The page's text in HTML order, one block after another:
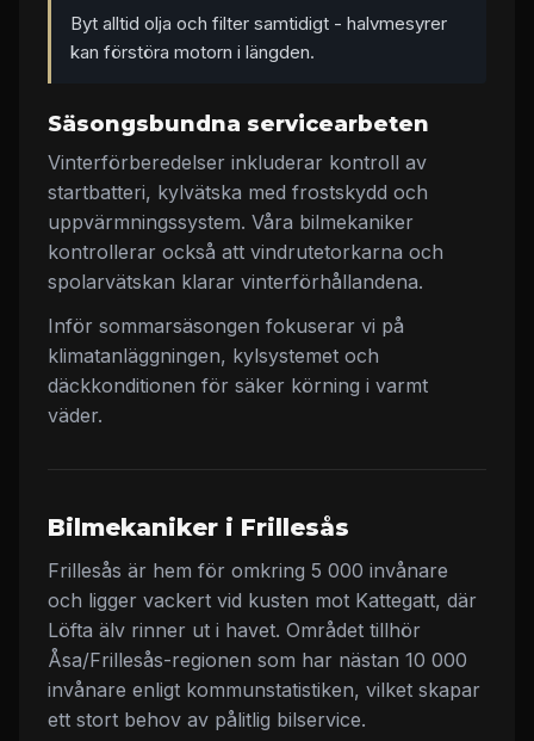
Byt alltid olja och filter samtidigt - halvmesyrer
kan förstöra motorn i längden.
Säsongsbundna servicearbeten
Vinterförberedelser inkluderar kontroll av
startbatteri, kylvätska med frostskydd och
uppvärmningssystem. Våra bilmekaniker
kontrollerar också att vindrutetorkarna och
spolarvätskan klarar vinterförhållandena.
Inför sommarsäsongen fokuserar vi på
klimatanläggningen, kylsystemet och
däckkonditionen för säker körning i varmt
väder.
Bilmekaniker i Frillesås
Frillesås är hem för omkring 5 000 invånare
och ligger vackert vid kusten mot Kattegatt, där
Löfta älv rinner ut i havet. Området tillhör
Åsa/Frillesås-regionen som har nästan 10 000
invånare enligt kommunstatistiken, vilket skapar
ett stort behov av pålitlig bilservice.